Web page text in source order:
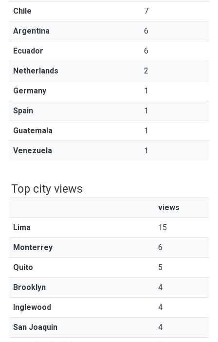
Chile 7
Argentina 6
Ecuador 6
Netherlands 2
Germany 1
Spain 1
Guatemala 1
Venezuela 1
Top city views
views
Lima 15
Monterrey 6
Quito 5
Brooklyn 4
Inglewood 4
San Joaquin 4